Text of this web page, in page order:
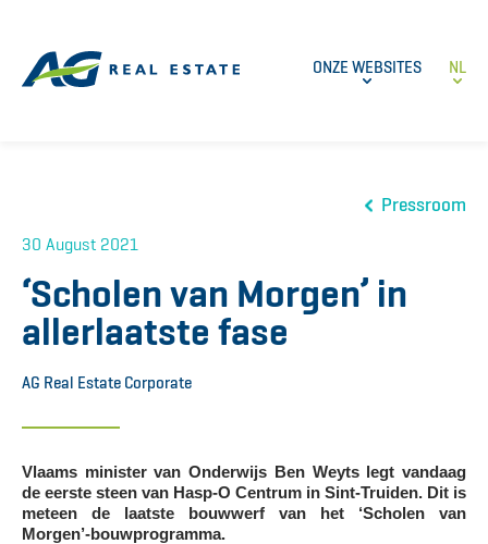
ONZE WEBSITES NL
Pressroom
30 August 2021
‘Scholen van Morgen’ in
allerlaatste fase
AG Real Estate Corporate
Vlaams minister van Onderwijs Ben Weyts legt vandaag
de eerste steen van Hasp-O Centrum in Sint-Truiden. Dit is
meteen de laatste bouwwerf van het ‘Scholen van
Morgen’-bouwprogramma.